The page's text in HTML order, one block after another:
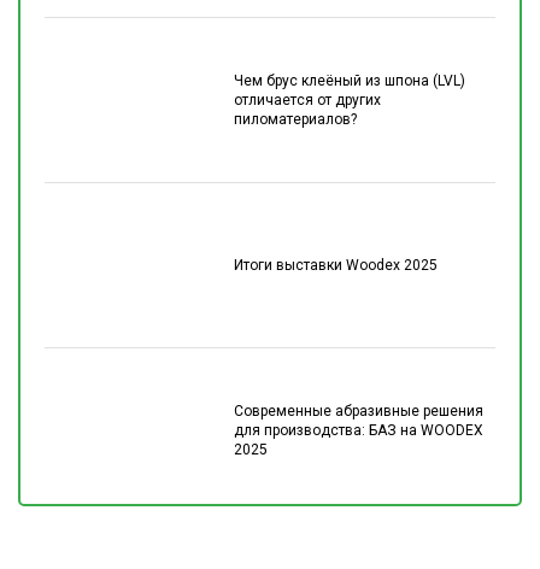
Чем брус клеёный из шпона (LVL)
отличается от других
пиломатериалов?
Итоги выставки Woodex 2025
Современные абразивные решения
для производства: БАЗ на WOODEX
2025